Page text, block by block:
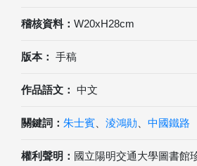
稽核資料： W20xH28cm
版本： 手稿
作品語文： 中文
關鍵詞： 朱士賓 淩鴻勛 中國鐵路
權利聲明： 國立陽明交通大學圖書館